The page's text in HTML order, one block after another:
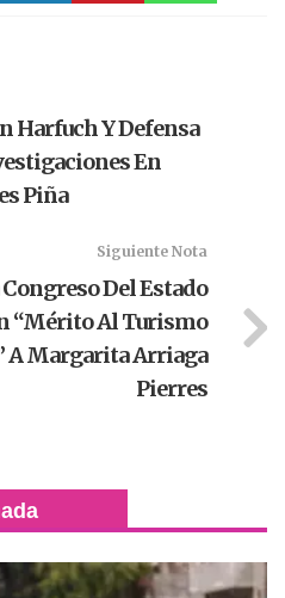
Harfuch Y Defensa
En
Piña
Siguiente Nota
Del Estado
“Mérito Al Turismo
A Margarita Arriaga
Pierres